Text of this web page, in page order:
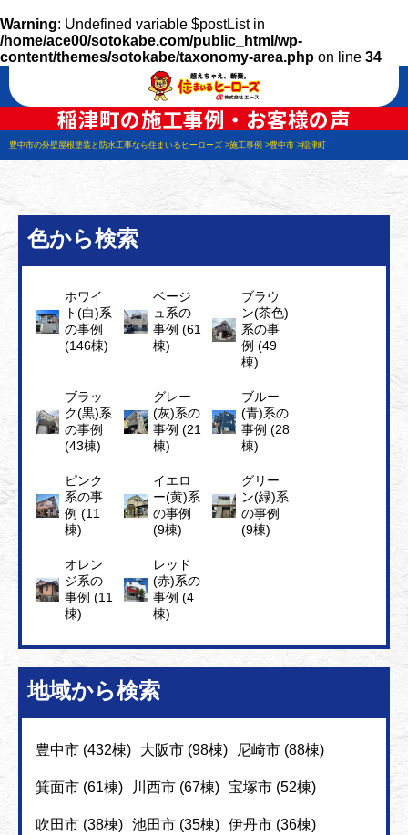
Warning: Undefined variable $postList in
/home/ace00/sotokabe.com/public_html/wp-
content/themes/sotokabe/taxonomy-area.php on line 34
稲津町の施工事例・お客様の声
豊中市の外壁屋根塗装と防水工事なら住まいるヒーローズ 施工事例 豊中市 稲津町
色から検索
ホワイ
ト(白)系
の事例
(146棟)
ベージ
ュ系の
事例 (61
棟)
ブラウ
ン(茶色)
系の事
例 (49
棟)
ブラッ
ク(黒)系
の事例
(43棟)
グレー
(灰)系の
事例 (21
棟)
ブルー
(青)系の
事例 (28
棟)
ピンク
系の事
例 (11
棟)
イエロ
ー(黄)系
の事例
(9棟)
グリー
ン(緑)系
の事例
(9棟)
オレン
ジ系の
事例 (11
棟)
レッド
(赤)系の
事例 (4
棟)
地域から検索
豊中市 (432棟) 大阪市 (98棟) 尼崎市 (88棟)
箕面市 (61棟) 川西市 (67棟) 宝塚市 (52棟)
吹田市 (38棟) 池田市 (35棟) 伊丹市 (36棟)